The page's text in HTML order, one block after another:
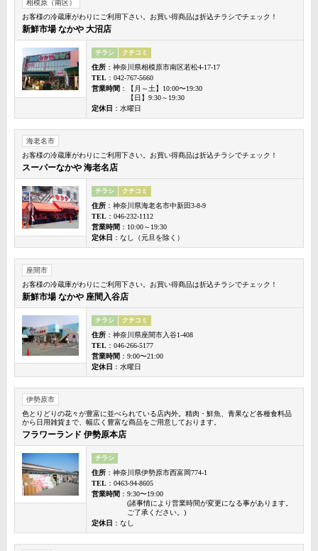
相模原（南区）
お客様の冷蔵庫がわりにご利用下さい。お買い得商品は折込チラシでチェック！
新鮮市場 なかや 大沼店
チラシ クチコミ
住所 ：神奈川県相模原市南区若松4-17-17
TEL ：042-767-5660
営業時間 ：【月～土】10:00〜19:30
【日】9:30～19:30
定休日 ：水曜日
海老名市
お客様の冷蔵庫がわりにご利用下さい。お買い得商品は折込チラシでチェック！
スーパーなかや 海老名店
チラシ クチコミ
住所 ：神奈川県海老名市中新田3-8-9
TEL ：046-232-1112
営業時間 ：10:00～19:30
定休日 ：なし（元旦を除く）
座間市
お客様の冷蔵庫がわりにご利用下さい。お買い得商品は折込チラシでチェック！
新鮮市場 なかや 座間入谷店
チラシ クチコミ
住所 ：神奈川県座間市入谷1-408
TEL ：046-266-5177
営業時間 ：9:00〜21:00
定休日 ：水曜日
伊勢原市
色とりどりの花々が豊富に並べられている店内外。精肉・鮮魚、青果など各種食料品
から日用雑貨まで、幅広く豊富な商品をご用意しております。
フラワーランド 伊勢原本店
チラシ
住所 ：神奈川県伊勢原市西富岡774-1
TEL ：0463-94-8605
営業時間 ：9:30〜19:00
(諸事情により営業時間が変更になる事があります。
ご了承ください。)
定休日 ：なし